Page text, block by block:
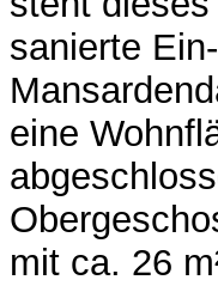
sanierte
eine
mit ca. 26